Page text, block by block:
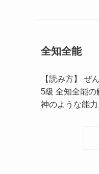
全知全能
【読み方】 ぜ
5級 全知全能
神のような能